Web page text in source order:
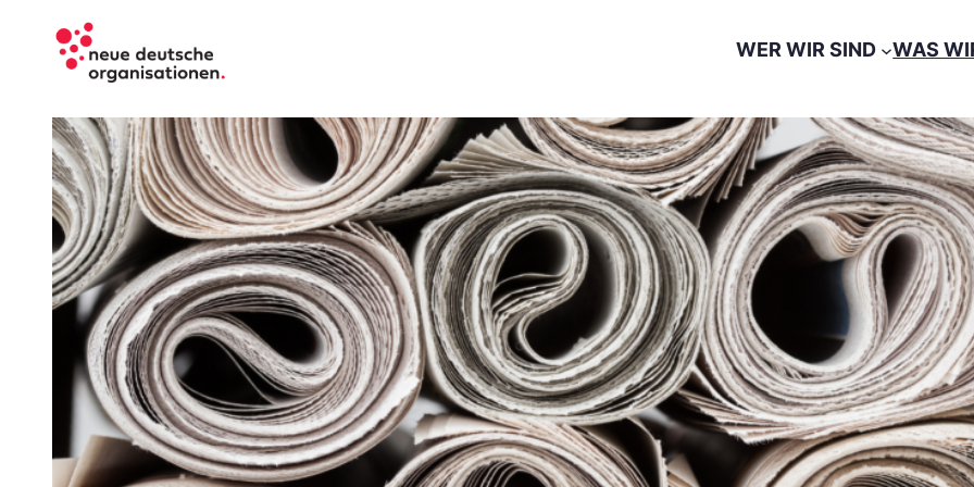
WER WIR SIND WAS